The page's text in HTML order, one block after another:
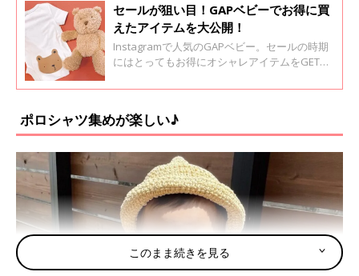
セールが狙い目！GAPベビーでお得に買
えたアイテムを大公開！
Instagramで人気のGAPベビー。セールの時期
にはとってもお得にオシャレアイテムをGETで
ゃれママがセレクトしたセールアイテムを紹介
ポロシャツ集めが楽しい♪
このまま続きを見る